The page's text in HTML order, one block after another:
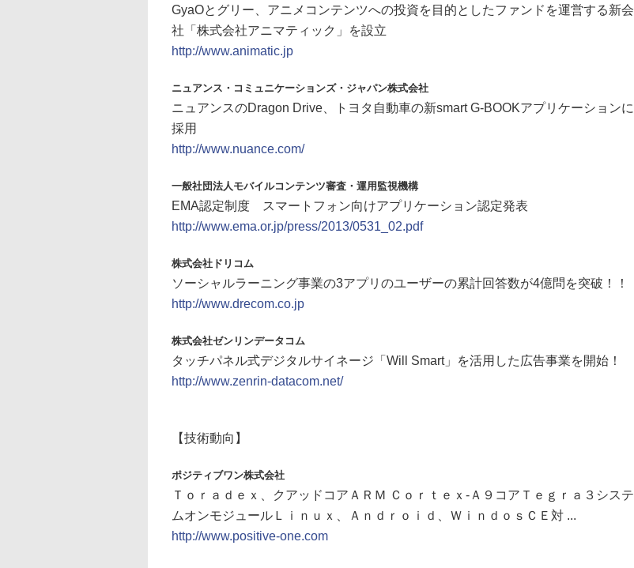
GyaOとグリー、アニメコンテンツへの投資を目的としたファンドを運営する新会
社「株式会社アニマティック」を設立
http://www.animatic.jp
ニュアンス・コミュニケーションズ・ジャパン株式会社
ニュアンスのDragon Drive、トヨタ自動車の新smart G-BOOKアプリケーションに
採用
http://www.nuance.com/
一般社団法人モバイルコンテンツ審査・運用監視機構
EMA認定制度 スマートフォン向けアプリケーション認定発表
http://www.ema.or.jp/press/2013/0531_02.pdf
株式会社ドリコム
ソーシャルラーニング事業の3アプリのユーザーの累計回答数が4億問を突破！！
http://www.drecom.co.jp
株式会社ゼンリンデータコム
タッチパネル式デジタルサイネージ「Will Smart」を活用した広告事業を開始！
http://www.zenrin-datacom.net/
【技術動向】
ポジティブワン株式会社
Ｔｏｒａｄｅｘ、クアッドコアＡＲＭ Ｃｏｒｔｅｘ-Ａ９コアＴｅｇｒａ３システ
ムオンモジュールＬｉｎｕｘ、Ａｎｄｒｏｉｄ、ＷｉｎｄｏｓＣＥ対 ...
http://www.positive-one.com